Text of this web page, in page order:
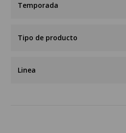
Temporada
Tipo de producto
Linea